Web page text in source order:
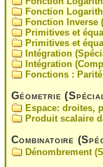
Fonction
Fonction Inverse
Primitives et
Primitives et
Intégration
Intégration
Fonctions :
Géometrie
Espace: droites,
Produit scalaire
Combinatoire
Dénombrement